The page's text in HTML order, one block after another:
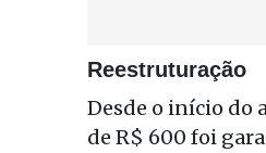
Reestruturação
Desde o início do
de R$ 600 foi